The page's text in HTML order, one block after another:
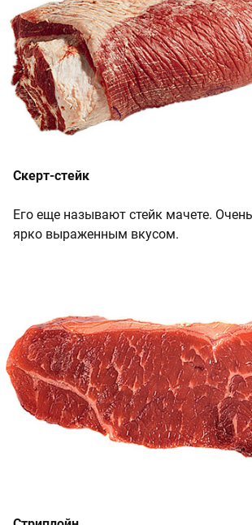
Скерт-стейк
Его еще называют стейк мачете.
ярко выраженным вкусом.